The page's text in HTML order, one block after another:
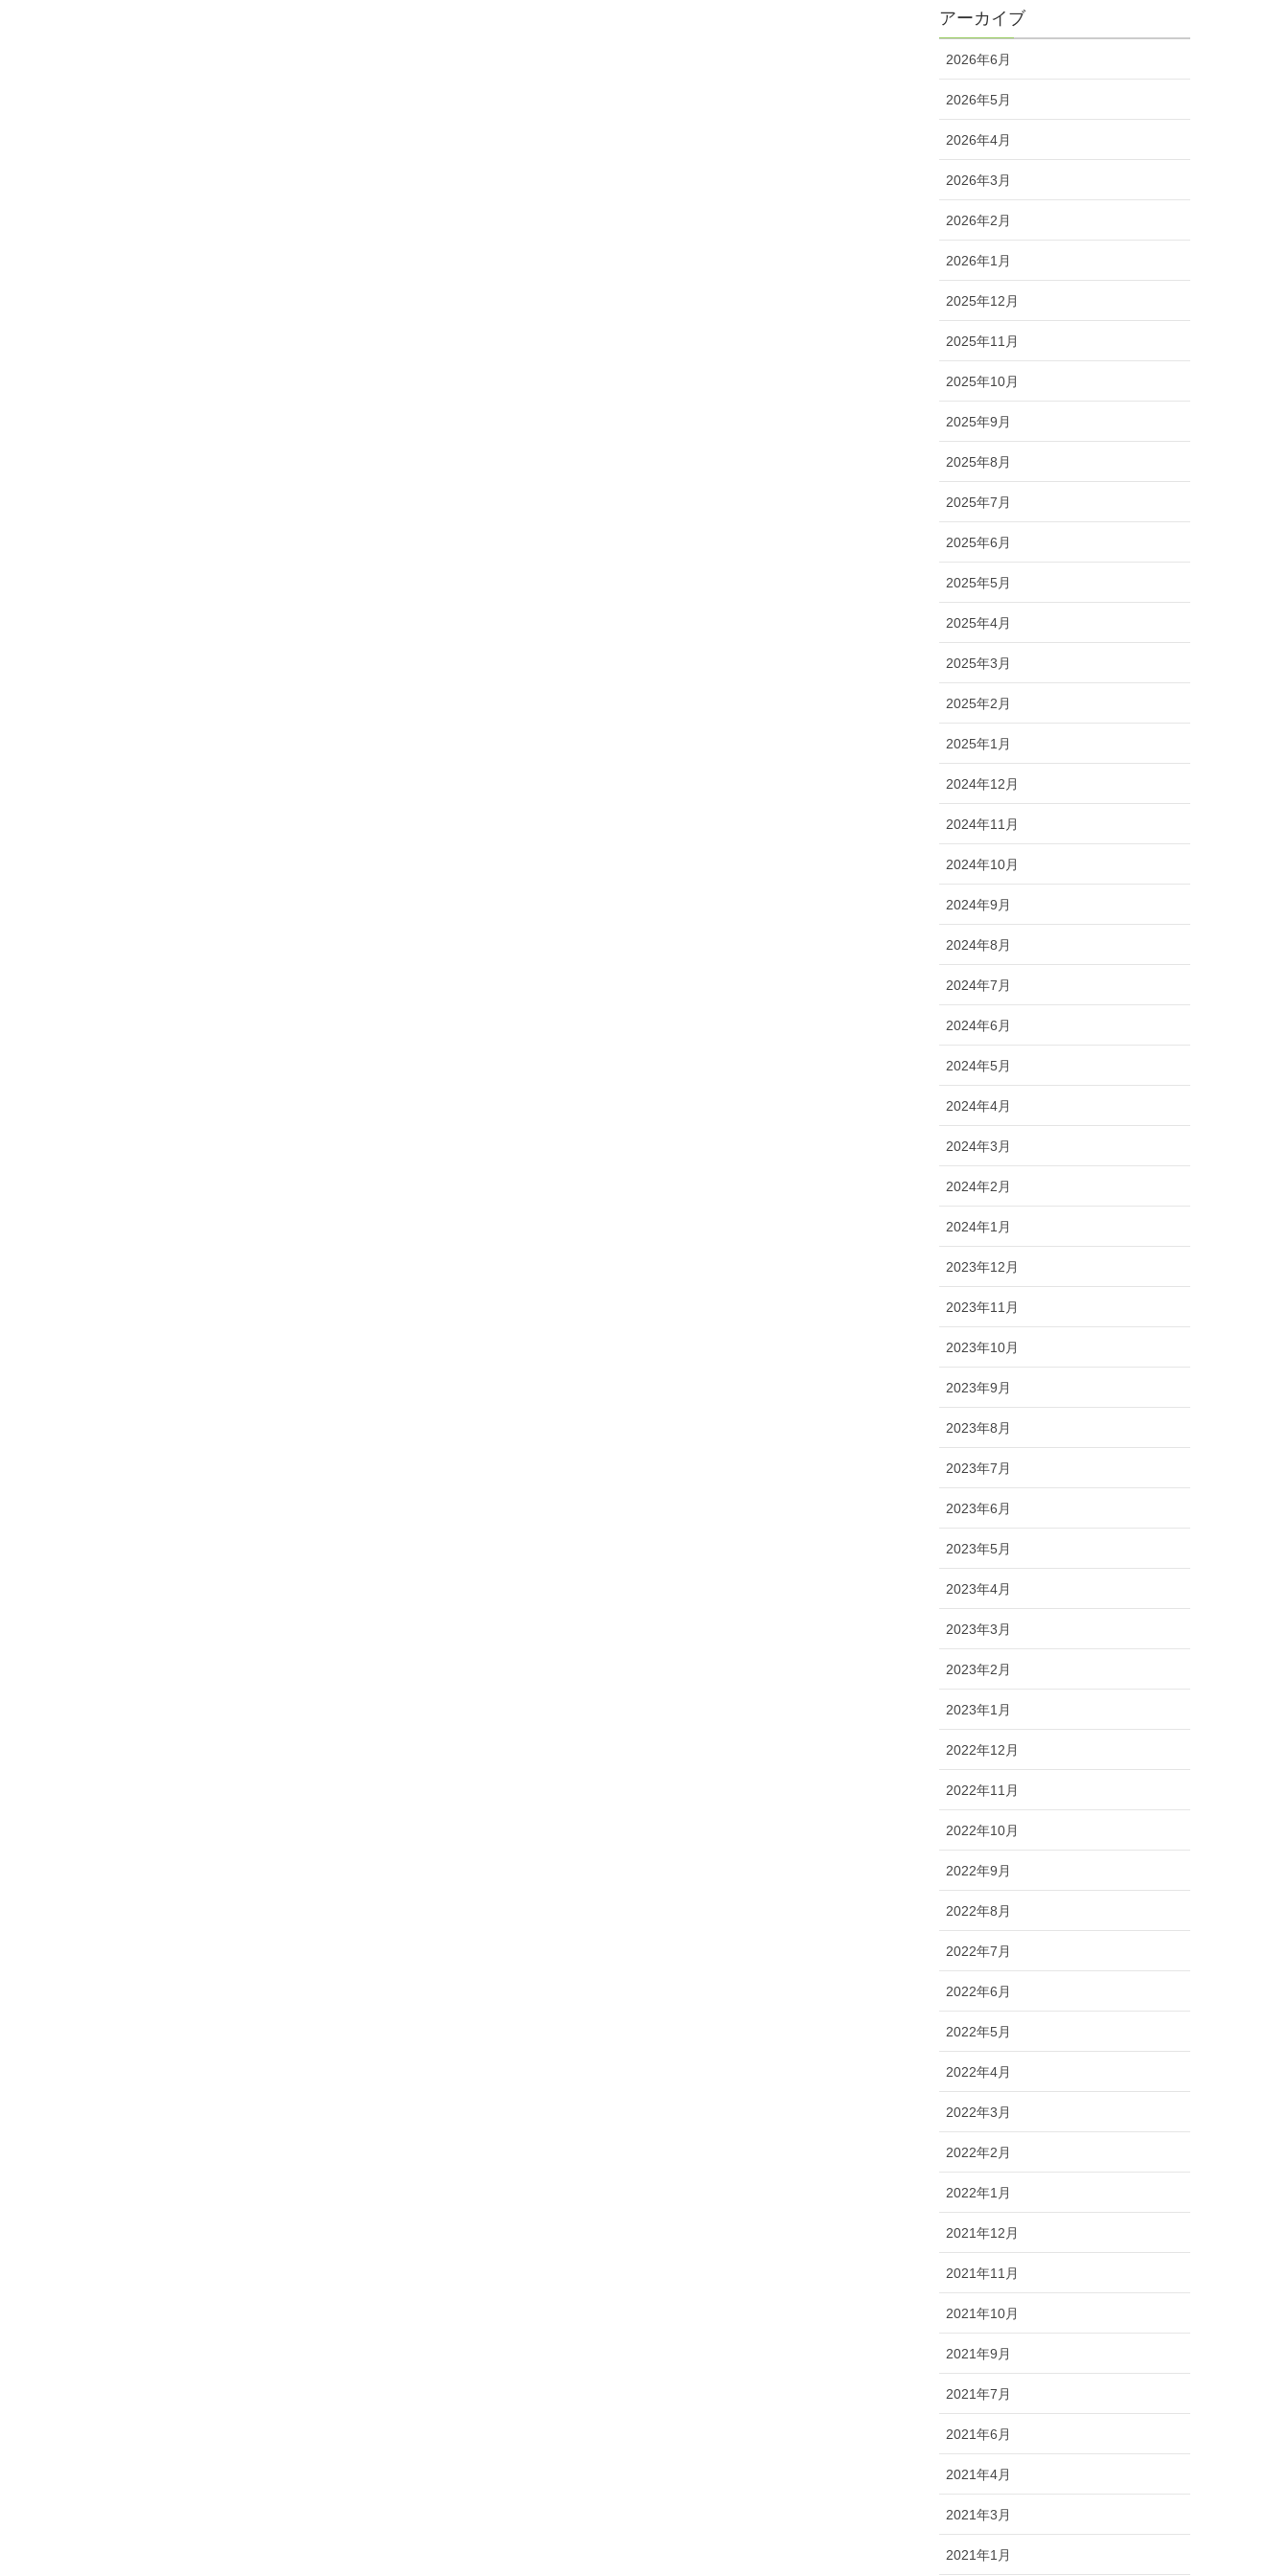
アーカイブ
2026年6月
2026年5月
2026年4月
2026年3月
2026年2月
2026年1月
2025年12月
2025年11月
2025年10月
2025年9月
2025年8月
2025年7月
2025年6月
2025年5月
2025年4月
2025年3月
2025年2月
2025年1月
2024年12月
2024年11月
2024年10月
2024年9月
2024年8月
2024年7月
2024年6月
2024年5月
2024年4月
2024年3月
2024年2月
2024年1月
2023年12月
2023年11月
2023年10月
2023年9月
2023年8月
2023年7月
2023年6月
2023年5月
2023年4月
2023年3月
2023年2月
2023年1月
2022年12月
2022年11月
2022年10月
2022年9月
2022年8月
2022年7月
2022年6月
2022年5月
2022年4月
2022年3月
2022年2月
2022年1月
2021年12月
2021年11月
2021年10月
2021年9月
2021年7月
2021年6月
2021年4月
2021年3月
2021年1月